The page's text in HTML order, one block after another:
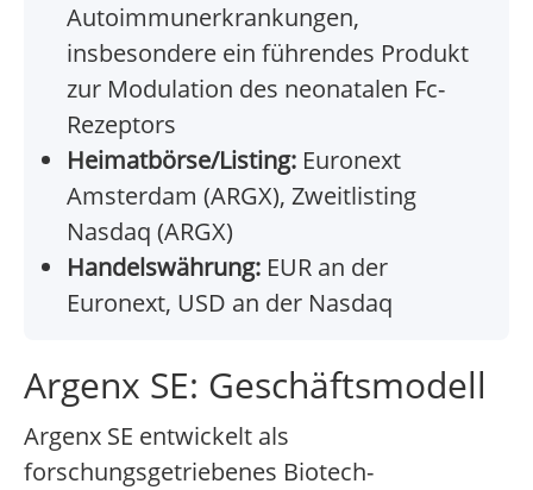
Autoimmunerkrankungen,
insbesondere ein führendes Produkt
zur Modulation des neonatalen Fc-
Rezeptors
Heimatbörse/Listing: Euronext
Amsterdam (ARGX), Zweitlisting
Nasdaq (ARGX)
Handelswährung: EUR an der
Euronext, USD an der Nasdaq
Argenx SE: Geschäftsmodell
Argenx SE entwickelt als
forschungsgetriebenes Biotech-